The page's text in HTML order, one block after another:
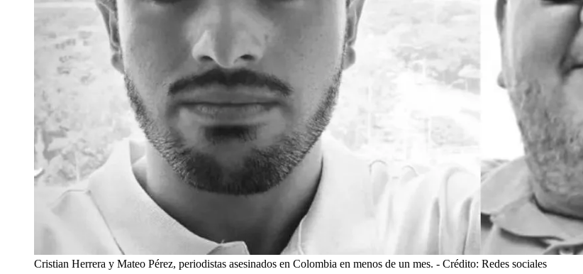
Cristian Herrera y Mateo Pérez, periodistas asesinados en Colombia en menos de un mes. - Crédito: Redes sociales